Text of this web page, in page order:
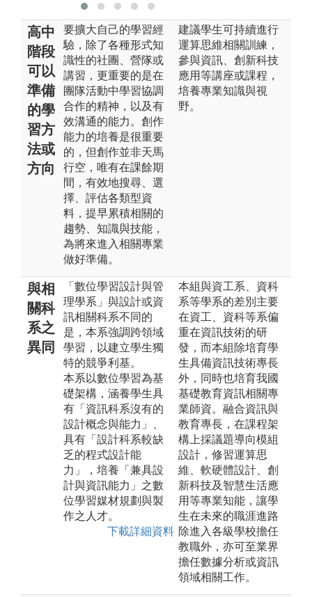
高中
階段
可以
準備
的學
習方
法或
方向
要擴大自己的學習經
驗，除了各種形式知
識性的社團、營隊或
講習，更重要的是在
團隊活動中學習協調
合作的精神，以及有
效溝通的能力。創作
能力的培養是很重要
的，但創作並非天馬
行空，唯有在課餘期
間，有效地搜尋、選
擇、評估各類型資
料，提早累積相關的
趨勢、知識與技能，
為將來進入相關專業
做好準備。
建議學生可持續進行
運算思維相關訓練，
參與資訊、創新科技
應用等講座或課程，
培養專業知識與視
野。
與相
關科
系之
異同
「數位學習設計與管
理學系」與設計或資
訊相關科系不同的
是，本系強調跨領域
學習，以建立學生獨
特的競爭利基。
本系以數位學習為基
礎架構，涵養學生具
有「資訊科系沒有的
設計概念與能力」、
具有「設計科系較缺
乏的程式設計能
力」，培養「兼具設
計與資訊能力」之數
位學習媒材規劃與製
作之人才。
下載詳細資料
本組與資工系、資科
系等學系的差別主要
在資工、資科等系偏
重在資訊技術的研
發，而本組除培育學
生具備資訊技術專長
外，同時也培育我國
基礎教育資訊相關專
業師資。融合資訊與
教育專長，在課程架
構上採議題導向模組
設計，修習運算思
維、軟硬體設計、創
新科技及智慧生活應
用等專業知能，讓學
生在未來的職涯進路
除進入各級學校擔任
教職外，亦可至業界
擔任數據分析或資訊
領域相關工作。